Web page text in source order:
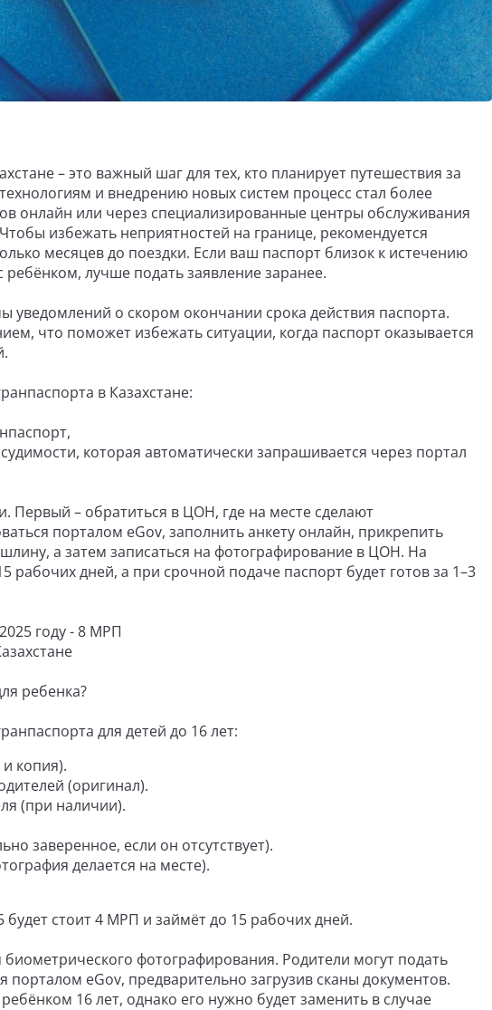
– это важный шаг для тех, кто планирует путешествия за
и внедрению новых систем процесс стал более
онлайн или через специализированные центры обслуживания
избежать неприятностей на границе, рекомендуется
месяцев до поездки. Если ваш паспорт близок к истечению
лучше подать заявление заранее.
уведомлений о скором окончании срока действия паспорта.
что поможет избежать ситуации, когда паспорт оказывается
в Казахстане:
которая автоматически запрашивается через портал
– обратиться в ЦОН, где на месте сделают
порталом eGov, заполнить анкету онлайн, прикрепить
а затем записаться на фотографирование в ЦОН. На
рабочих дней, а при срочной подаче паспорт будет готов за 1–3
году - 8 МРП
ребенка?
для детей до 16 лет:
копия).
(оригинал).
(при наличии).
заверенное, если он отсутствует).
делается на месте).
будет стоит 4 МРП и займёт до 15 рабочих дней.
фотографирования. Родители могут подать
eGov, предварительно загрузив сканы документов.
16 лет, однако его нужно будет заменить в случае